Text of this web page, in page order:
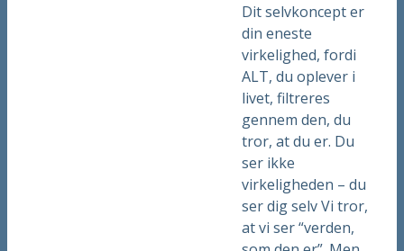
Dit selvkoncept er
din eneste
virkelighed, fordi
ALT, du oplever i
livet, filtreres
gennem den, du
tror, at du er. Du
ser ikke
virkeligheden – du
ser dig selv Vi tror,
at vi ser “verden,